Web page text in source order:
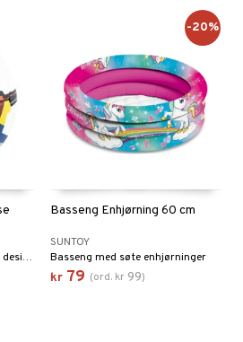
En slitesterk fotball fra FIFA, designet for pålitelig spill.
Basseng Enhjørning 60 cm
SUNTOY
Basseng med søte enhjørninger
kr 79 (ord. kr 99)
-20%